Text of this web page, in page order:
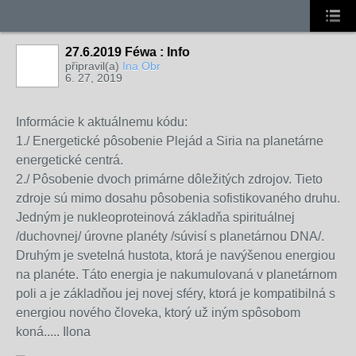
27.6.2019 Féwa : Info
připravil(a) Ina Obr
6. 27, 2019
Informácie k aktuálnemu kódu:
1./ Energetické pôsobenie Plejád a Siria na planetárne
energetické centrá.
2./ Pôsobenie dvoch primárne dôležitých zdrojov. Tieto
zdroje sú mimo dosahu pôsobenia sofistikovaného druhu.
Jedným je nukleoproteinová základňa spirituálnej
/duchovnej/ úrovne planéty /súvisí s planetárnou DNA/.
Druhým je svetelná hustota, ktorá je navýšenou energiou
na planéte. Táto energia je nakumulovaná v planetárnom
poli a je základňou jej novej sféry, ktorá je kompatibilná s
energiou nového človeka, ktorý už iným spôsobom
koná..... Ilona